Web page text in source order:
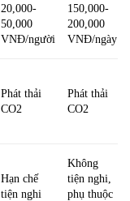
20,000-
50,000
VNĐ/người
150,000-
200,000
VNĐ/ngày
Phát thải
CO2
Phát thải
CO2
Hạn chế
tiện nghi
Không
tiện nghi,
phụ thuộc